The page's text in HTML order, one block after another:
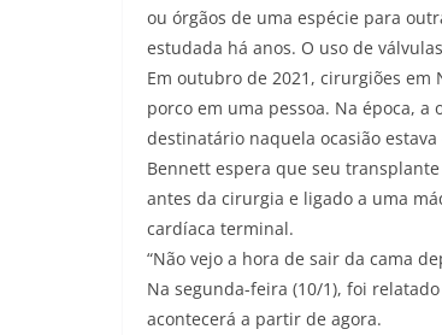
ou órgãos de uma espécie para
estudada há anos. O uso de
Em outubro de 2021, cirurgiões
porco em uma pessoa. Na época,
destinatário naquela ocasião
Bennett espera que seu
antes da cirurgia e ligado a uma
cardíaca terminal.
“Não vejo a hora de sair da cama
Na segunda-feira (10/1), foi
acontecerá a partir de agora.